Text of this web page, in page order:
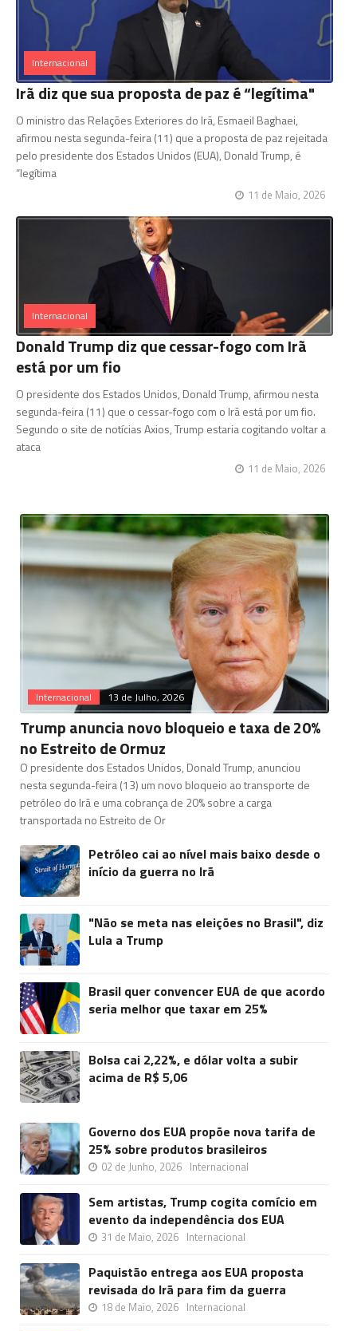
Internacional
Irã diz que sua proposta de paz é “legítima"
O ministro das Relações Exteriores do Irã, Esmaeil Baghaei,
afirmou nesta segunda-feira (11) que a proposta de paz rejeitada
pelo presidente dos Estados Unidos (EUA), Donald Trump, é
“legítima
11 de Maio, 2026
Internacional
Donald Trump diz que cessar-fogo com Irã
está por um fio
O presidente dos Estados Unidos, Donald Trump, afirmou nesta
segunda-feira (11) que o cessar-fogo com o Irã está por um fio.
Segundo o site de notícias Axios, Trump estaria cogitando voltar a
ataca
11 de Maio, 2026
Internacional 13 de Julho, 2026
Trump anuncia novo bloqueio e taxa de 20%
no Estreito de Ormuz
O presidente dos Estados Unidos, Donald Trump, anunciou
nesta segunda-feira (13) um novo bloqueio ao transporte de
petróleo do Irã e uma cobrança de 20% sobre a carga
transportada no Estreito de Or
Petróleo cai ao nível mais baixo desde o
início da guerra no Irã
"Não se meta nas eleições no Brasil", diz
Lula a Trump
Brasil quer convencer EUA de que acordo
seria melhor que taxar em 25%
Bolsa cai 2,22%, e dólar volta a subir
acima de R$ 5,06
Governo dos EUA propõe nova tarifa de
25% sobre produtos brasileiros
02 de Junho, 2026 Internacional
Sem artistas, Trump cogita comício em
evento da independência dos EUA
31 de Maio, 2026 Internacional
Paquistão entrega aos EUA proposta
revisada do Irã para fim da guerra
18 de Maio, 2026 Internacional